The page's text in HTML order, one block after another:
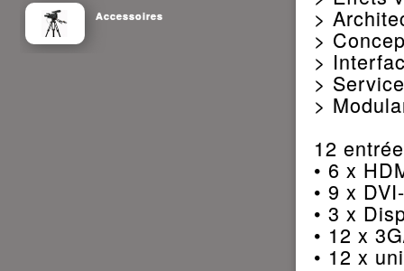
Accessoires >
>
>
>
>
12
• 6 x
• 9 x
• 3 x
• 12 x
• 12 x